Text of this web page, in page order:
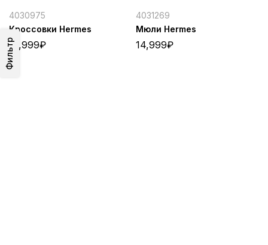
Фильтр
4030975
Кроссовки Hermes
15,999₽
4031269
Мюли Hermes
14,999₽